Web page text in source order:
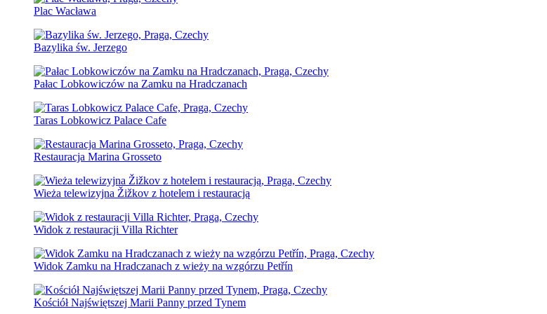
Plac Wacława
Bazylika św. Jerzego
Pałac Lobkowiczów na Zamku na Hradczanach
Taras Lobkowicz Palace Cafe
Restauracja Marina Grosseto
Wieża telewizyjna Žižkov z hotelem i restauracją
Widok z restauracji Villa Richter
Widok Zamku na Hradczanach z wieży na wzgórzu Petřín
Kościół Najświętszej Marii Panny przed Tynem